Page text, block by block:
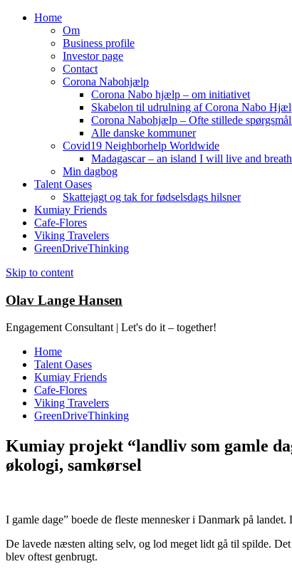
Home
Om
Business profile
Investor page
Contact
Corona Nabohjælp
Corona Nabo hjælp – om initiativet
Skabelon til udrulning af Corona Nabo
Corona Nabohjælp – Ofte stillede
Alle danske kommuner
Covid19 Neighborhelp Worldwide
Madagascar – an island I will live and
Min dagbog
Talent Oases
Skattejagt og tak for fødselsdags hilsner
Kumiay Friends
Cafe-Flores
Viking Travelers
GreenDriveThinking
Skip to content
Olav Lange Hansen
Engagement Consultant | Let's do it – together!
Home
Talent Oases
Kumiay Friends
Cafe-Flores
Viking Travelers
GreenDriveThinking
Kumiay projekt “landliv som gamle
økologi, samkørsel
I gamle dage” boede de fleste mennesker i Danmark på
De lavede næsten alting selv, og lod meget lidt gå til spilde.
blev oftest genbrugt.